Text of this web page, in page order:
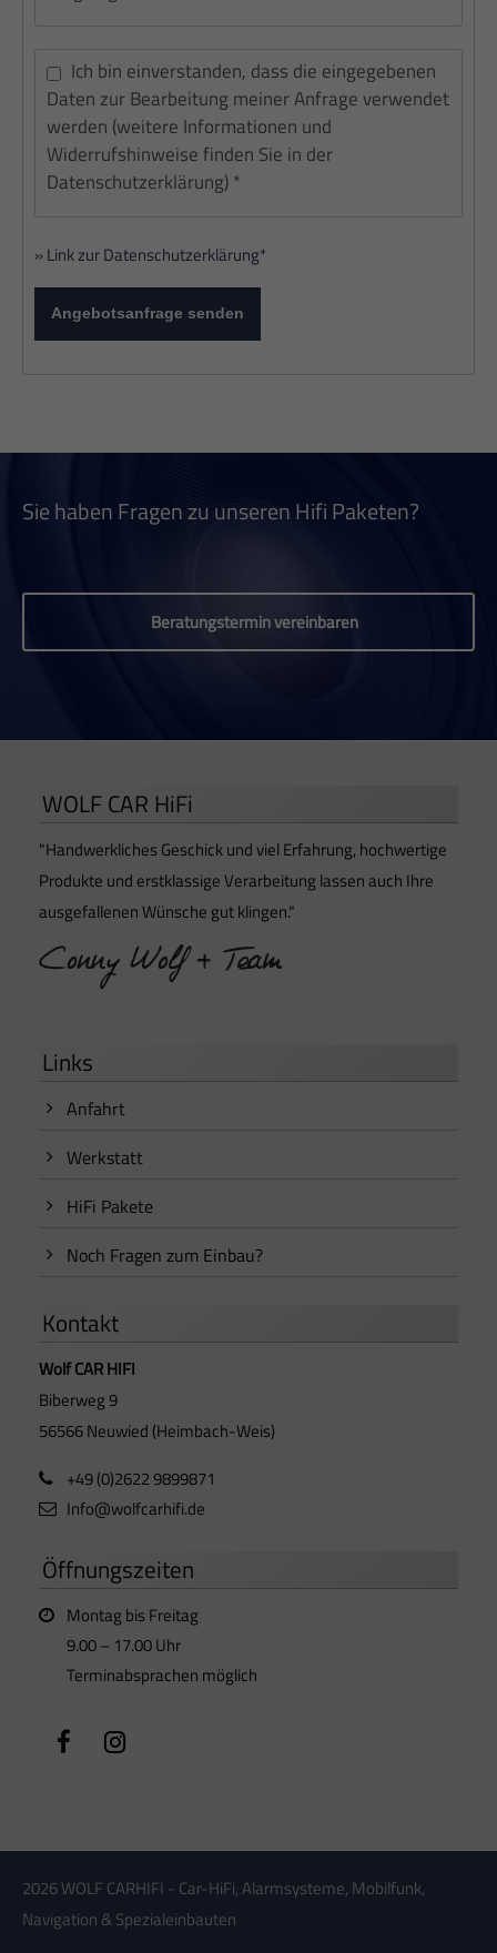
Ich bin einverstanden, dass die eingegebenen
Daten zur Bearbeitung meiner Anfrage verwendet
werden (weitere Informationen und
Widerrufshinweise finden Sie in der
Datenschutzerklärung) *
» Link zur Datenschutzerklärung*
Angebotsanfrage senden
Sie haben Fragen zu unseren Hifi Paketen?
Beratungstermin vereinbaren
WOLF CAR HiFi
"Handwerkliches Geschick und viel Erfahrung, hochwertige
Produkte und erstklassige Verarbeitung lassen auch Ihre
ausgefallenen Wünsche gut klingen."
Links
Anfahrt
Werkstatt
HiFi Pakete
Noch Fragen zum Einbau?
Kontakt
Wolf CAR HIFI
Biberweg 9
56566 Neuwied (Heimbach-Weis)
+49 (0)2622 9899871
Info@wolfcarhifi.de
Öffnungszeiten
Montag bis Freitag
9.00 – 17.00 Uhr
Terminabsprachen möglich
2026 WOLF CARHIFI - Car-HiFi, Alarmsysteme, Mobilfunk,
Navigation & Spezialeinbauten